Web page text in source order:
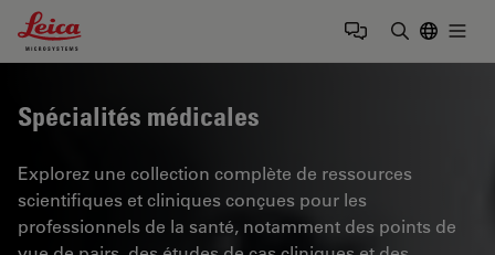
Leica Microsystems Logo
Spécialités médicales
Explorez une collection complète de ressources
scientifiques et cliniques conçues pour les
professionnels de la santé, notamment des points de